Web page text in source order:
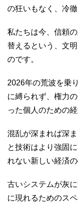
の狂いもなく、冷
私たちは今、信頼
替えるという、文
のです。
2026年の荒波を乗
に縛られず、権力
った個人のための経
混乱が深まれば深
と技術はより強固
れない新しい経済
古いシステムが灰
に現れるためのス